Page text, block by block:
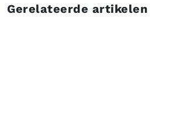
Gerelateerde artikelen